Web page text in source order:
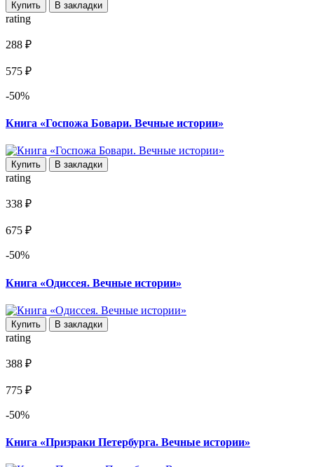
Купить В закладки
rating
288 ₽
575 ₽
-50%
Книга «Госпожа Бовари. Вечные истории»
Купить В закладки
rating
338 ₽
675 ₽
-50%
Книга «Одиссея. Вечные истории»
Купить В закладки
rating
388 ₽
775 ₽
-50%
Книга «Призраки Петербурга. Вечные истории»